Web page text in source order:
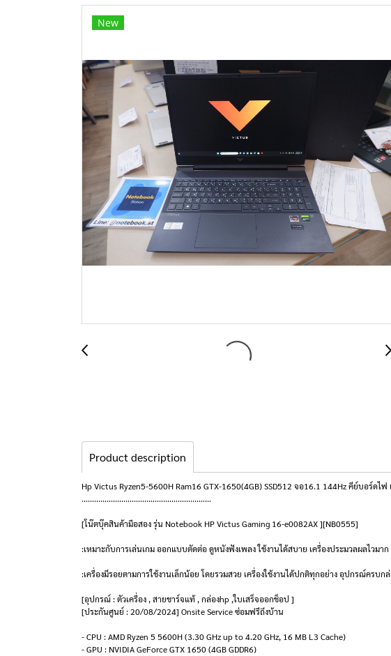
New
Product description
Hp Victus Ryzen5-5600H Ram16 GTX-1650(4GB) SSD512 จอ16.1 144Hz คีย์บอร์ด
..............................................................
[โน๊ตบุ๊คสินค้ามือสอง รุ่น Notebook HP Victus Gaming 16-e0082AX ][NB0555]
:เหมาะกับการเล่นเกม ออกแบบตัดต่อ ดูหนังฟังเพลง ใช้งานได้สบาย เครื่องประมวลผลไวมา
:เครื่องมีรอยตามการใช้งานเล็กน้อย โดยรวมสวย เครื่องใช้งานได้ปกติทุกอย่าง อุปกรณ์ครบ
[อุปกรณ์ : ตัวเครื่อง , สายชาร์จแท้ , กล่องhp ,ใบเสร็จออกช็อป ]
[ประกันศูนย์ : 20/08/2024] Onsite Service ซ่อมฟรีถึงบ้าน
- CPU : AMD Ryzen 5 5600H (3.30 GHz up to 4.20 GHz, 16 MB L3 Cache)
- GPU : NVIDIA GeForce GTX 1650 (4GB GDDR6)